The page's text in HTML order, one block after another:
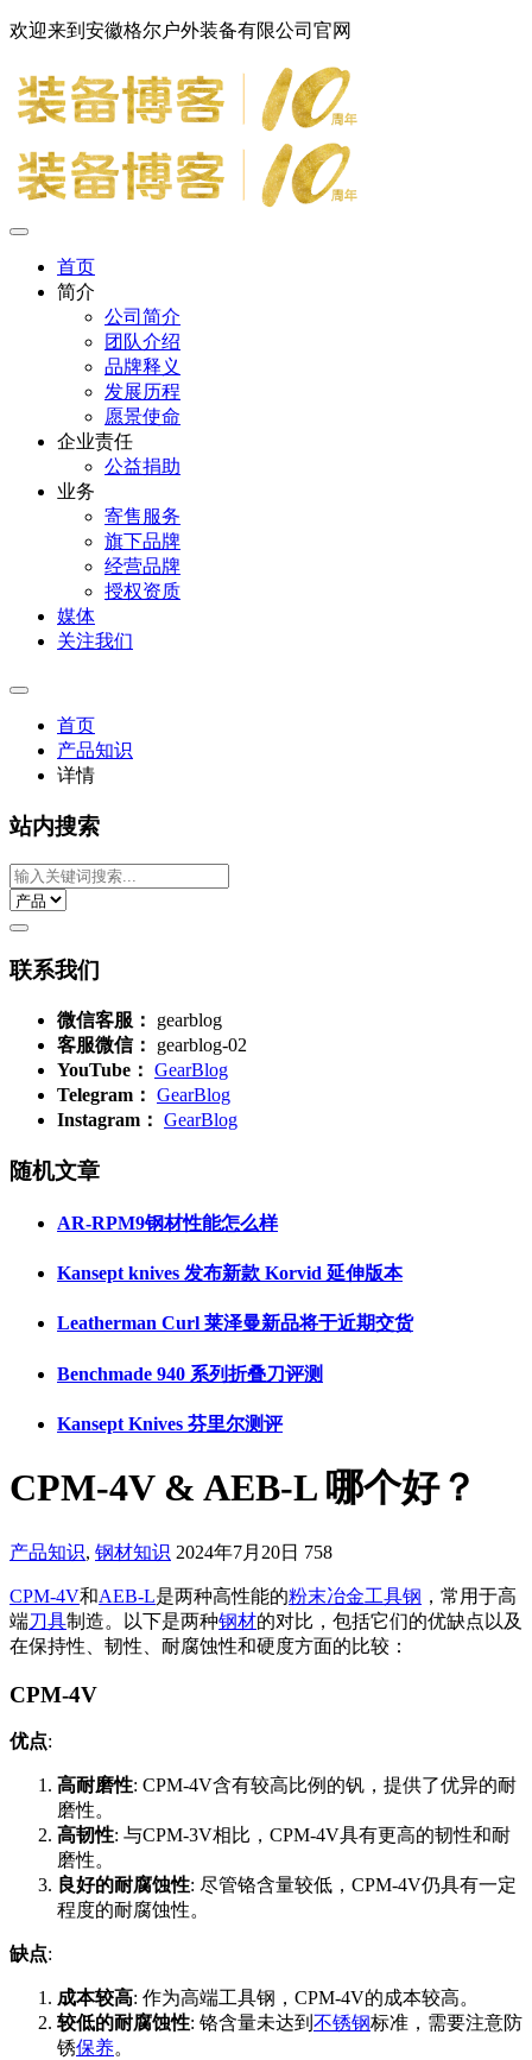
欢迎来到安徽格尔户外装备有限公司官网
首页
简介
公司简介
团队介绍
品牌释义
发展历程
愿景使命
企业责任
公益捐助
业务
寄售服务
旗下品牌
经营品牌
授权资质
媒体
关注我们
首页
产品知识
详情
站内搜索
联系我们
微信客服：
gearblog
客服微信：
gearblog-02
YouTube： GearBlog
Telegram： GearBlog
Instagram： GearBlog
随机文章
AR-RPM9钢材性能怎么样
Kansept knives 发布新款 Korvid 延伸版本
Leatherman Curl 莱泽曼新品将于近期交货
Benchmade 940 系列折叠刀评测
Kansept Knives 芬里尔测评
CPM-4V & AEB-L 哪个好？
产品知识, 钢材知识 2024年7月20日 758
CPM-4V和AEB-L是两种高性能的粉末冶金工具钢 ，常用于高
端刀具制造。以下是两种钢材的对比，包括它们的优缺点以及
在保持性、韧性、耐腐蚀性和硬度方面的比较：
CPM-4V
优点:
高耐磨性: CPM-4V含有较高比例的钒，提供了优异的耐
磨性。
高韧性: 与CPM-3V相比，CPM-4V具有更高的韧性和耐
磨性。
良好的耐腐蚀性: 尽管铬含量较低，CPM-4V仍具有一定
程度的耐腐蚀性。
缺点:
成本较高: 作为高端工具钢，CPM-4V的成本较高。
较低的耐腐蚀性: 铬含量未达到 不锈钢标准，需要注意防
锈保养。